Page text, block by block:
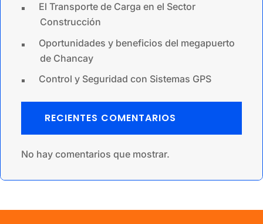
El Transporte de Carga en el Sector
Construcción
Oportunidades y beneficios del megapuerto
de Chancay
Control y Seguridad con Sistemas GPS
RECIENTES COMENTARIOS
No hay comentarios que mostrar.